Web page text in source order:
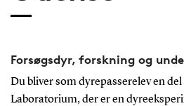
Forsøgsdyr, forskning og
Du bliver som dyrepasserelev en
Laboratorium, der er en